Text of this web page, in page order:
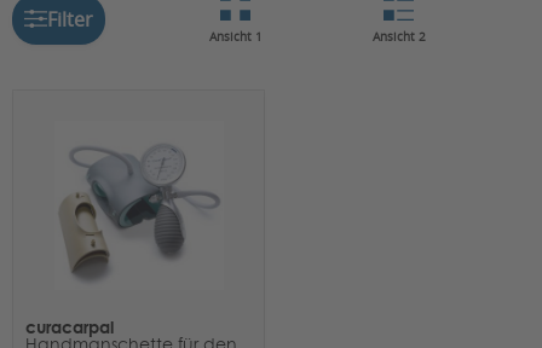
Filter
Ansicht 1 Ansicht 2
curacarpal